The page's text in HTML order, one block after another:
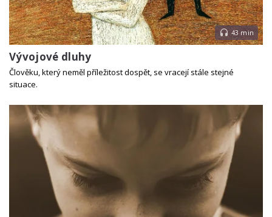
43 min
Vývojové dluhy
Člověku, který neměl příležitost dospět, se vracejí stále stejné
situace.